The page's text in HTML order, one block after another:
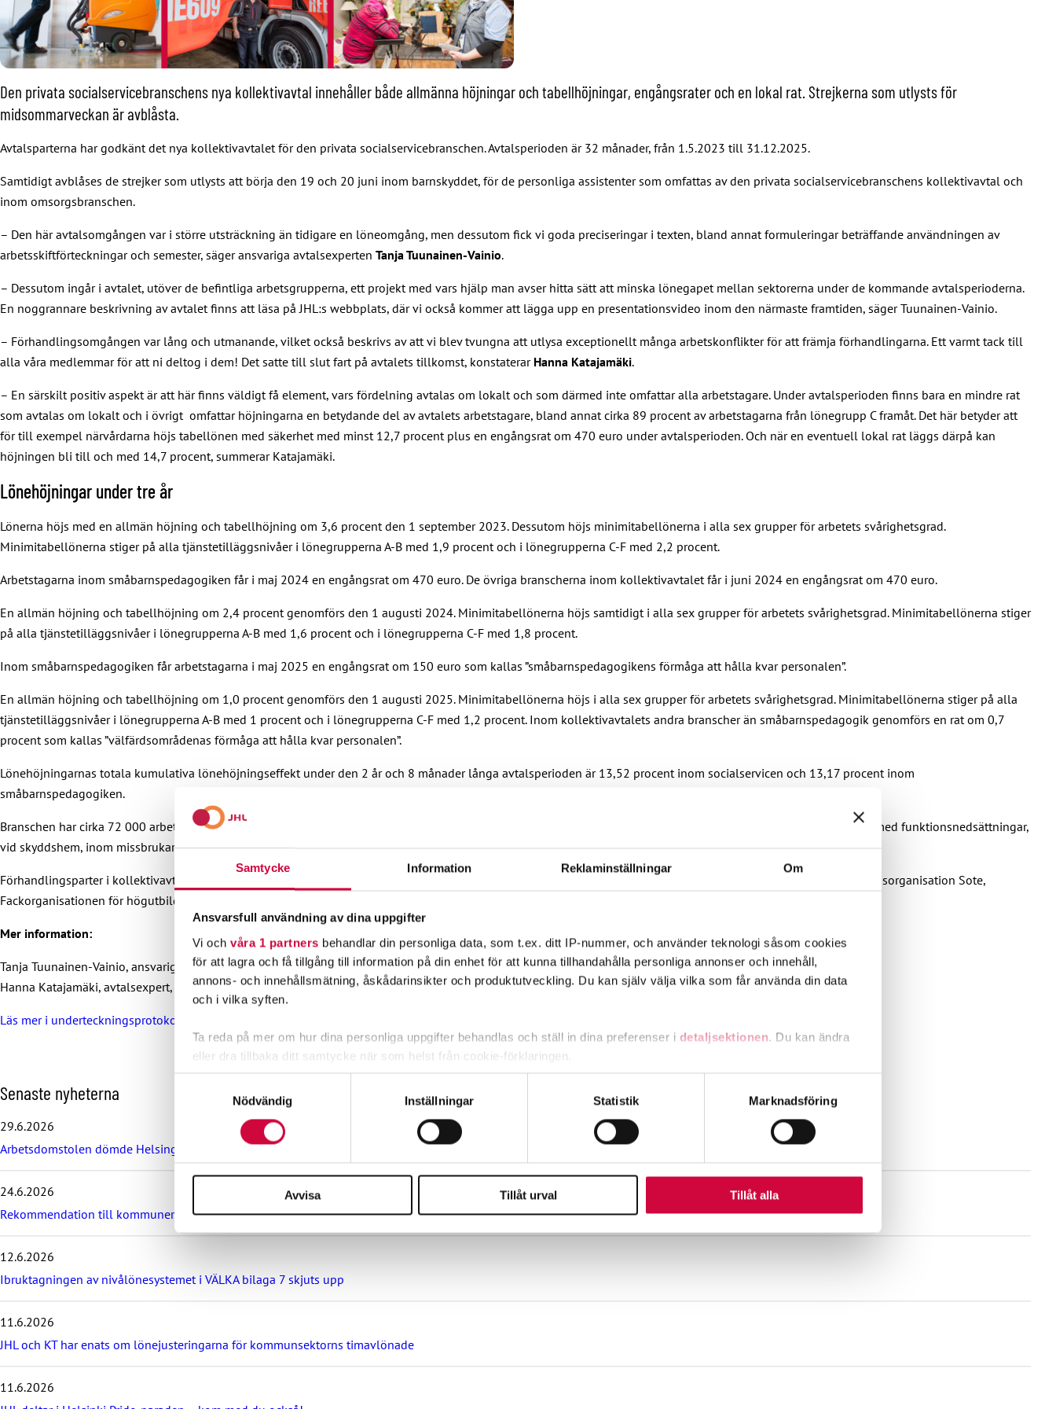
Samtycke Information Reklaminställningar Om
Ansvarsfull användning av dina uppgifter
Vi och våra 1 partners behandlar din personliga data, som t.ex. ditt IP-nummer, och använder teknologi såsom cookies
för att lagra och få tillgång till information på din enhet för att kunna tillhandahålla personliga annonser och innehåll,
annons- och innehållsmätning, åskådarinsikter och produktutveckling. Du kan själv välja vilka som får använda din data
och i vilka syften.
Ta reda på mer om hur dina personliga uppgifter behandlas och ställ in dina preferenser i detaljsektionen. Du kan ändra
eller dra tillbaka ditt samtycke när som helst från cookie-förklaringen.
Vi använder enhetsidentifierare för att anpassa innehållet och annonserna till användarna, tillhandahålla funktioner för
sociala medier och analysera vår trafik. Vi vidarebefordrar även sådana identifierare och annan information från din enhet
till de sociala medier och annons- och analysföretag som vi samarbetar med. Dessa kan i sin tur kombinera informationen
Nödvändig
Inställningar Statistik Marknadsföring
Avvisa Tillåt urval Tillåt alla
Den privata socialservicebranschens nya kollektivavtal innehåller både allmänna höjningar och tabellhöjningar, engångsrater och en lokal rat. Strejkerna som utlysts för
midsommarveckan är avblåsta.
Avtalsparterna har godkänt det nya kollektivavtalet för den privata socialservicebranschen. Avtalsperioden är 32 månader, från 1.5.2023 till 31.12.2025.
Samtidigt avblåses de strejker som utlysts att börja den 19 och 20 juni inom barnskyddet, för de personliga assistenter som omfattas av den privata socialservicebranschens kollektivavtal och
inom omsorgsbranschen.
– Den här avtalsomgången var i större utsträckning än tidigare en löneomgång, men dessutom fick vi goda preciseringar i texten, bland annat formuleringar beträffande användningen av
arbetsskiftförteckningar och semester, säger ansvariga avtalsexperten Tanja Tuunainen-Vainio.
– Dessutom ingår i avtalet, utöver de befintliga arbetsgrupperna, ett projekt med vars hjälp man avser hitta sätt att minska lönegapet mellan sektorerna under de kommande avtalsperioderna.
En noggrannare beskrivning av avtalet finns att läsa på JHL:s webbplats, där vi också kommer att lägga upp en presentationsvideo inom den närmaste framtiden, säger Tuunainen-Vainio.
– Förhandlingsomgången var lång och utmanande, vilket också beskrivs av att vi blev tvungna att utlysa exceptionellt många arbetskonflikter för att främja förhandlingarna. Ett varmt tack till
alla våra medlemmar för att ni deltog i dem! Det satte till slut fart på avtalets tillkomst, konstaterar Hanna Katajamäki.
– En särskilt positiv aspekt är att här finns väldigt få element, vars fördelning avtalas om lokalt och som därmed inte omfattar alla arbetstagare. Under avtalsperioden finns bara en mindre rat
som avtalas om lokalt och i övrigt omfattar höjningarna en betydande del av avtalets arbetstagare, bland annat cirka 89 procent av arbetstagarna från lönegrupp C framåt. Det här betyder att
för till exempel närvårdarna höjs tabellönen med säkerhet med minst 12,7 procent plus en engångsrat om 470 euro under avtalsperioden. Och när en eventuell lokal rat läggs därpå kan
höjningen bli till och med 14,7 procent, summerar Katajamäki.
Lönehöjningar under tre år
Lönerna höjs med en allmän höjning och tabellhöjning om 3,6 procent den 1 september 2023. Dessutom höjs minimitabellönerna i alla sex grupper för arbetets svårighetsgrad.
Minimitabellönerna stiger på alla tjänstetilläggsnivåer i lönegrupperna A-B med 1,9 procent och i lönegrupperna C-F med 2,2 procent.
Arbetstagarna inom småbarnspedagogiken får i maj 2024 en engångsrat om 470 euro. De övriga branscherna inom kollektivavtalet får i juni 2024 en engångsrat om 470 euro.
En allmän höjning och tabellhöjning om 2,4 procent genomförs den 1 augusti 2024. Minimitabellönerna höjs samtidigt i alla sex grupper för arbetets svårighetsgrad. Minimitabellönerna stiger
på alla tjänstetilläggsnivåer i lönegrupperna A-B med 1,6 procent och i lönegrupperna C-F med 1,8 procent.
Inom småbarnspedagogiken får arbetstagarna i maj 2025 en engångsrat om 150 euro som kallas ”småbarnspedagogikens förmåga att hålla kvar personalen”.
En allmän höjning och tabellhöjning om 1,0 procent genomförs den 1 augusti 2025. Minimitabellönerna höjs i alla sex grupper för arbetets svårighetsgrad. Minimitabellönerna stiger på alla
tjänstetilläggsnivåer i lönegrupperna A-B med 1 procent och i lönegrupperna C-F med 1,2 procent. Inom kollektivavtalets andra branscher än småbarnspedagogik genomförs en rat om 0,7
procent som kallas ”välfärdsområdenas förmåga att hålla kvar personalen”.
Lönehöjningarnas totala kumulativa lönehöjningseffekt under den 2 år och 8 månader långa avtalsperioden är 13,52 procent inom socialservicen och 13,17 procent inom
småbarnspedagogiken.
Branschen har cirka 72 000 arbetstagare som arbetar till exempel på privata daghem, vid serviceboenden och vårdhem för äldre, inom boendetjänster för personer med funktionsnedsättningar,
vid skyddshem, inom missbrukarvården, inom barnskyddet och som personliga assistenter.
Förhandlingsparter i kollektivavtalet är på löntagarsidan Förbundet för den offentliga sektorn och välfärdsområdena JHL, social- och hälsovårdsfackens förhandlingsorganisation Sote,
Fackorganisationen för högutbildade inom socialbranschen Talentia och Sosiaalipalvelualan allianssi Salli. Arbetsgivarna företräds av Hyvinvointiala HALI ry.
Mer information:
Tanja Tuunainen-Vainio, ansvarig avtalsexpert, 050 463 2243
Hanna Katajamäki, avtalsexpert, 050 513 7701
Läs mer i underteckningsprotokollet (på finska)
H
o
p
p
a
e
r
s
e
s
t
e
n
y
Senaste nyheterna
29.6.2026
Arbetsdomstolen dömde Helsingfors stad till böter på grund av brott mot kollektivavtal
24.6.2026
Rekommendation till kommuner, välfärdsområden och KT:s företag om lönebetalning och beredskap under drönarhot
12.6.2026
Ibruktagningen av nivålönesystemet i VÄLKA bilaga 7 skjuts upp
11.6.2026
JHL och KT har enats om lönejusteringarna för kommunsektorns timavlönade
11.6.2026